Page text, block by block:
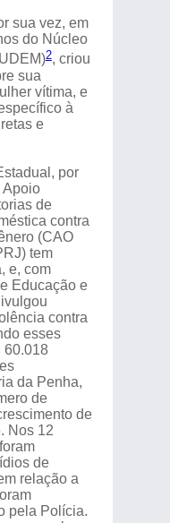
sua vez, em
do Núcleo
2, criou
sua
vítima, e
à
e
por
Apoio
de
contra
(CAO
tem
e, com
Educação e
contra
esses
60.018
da Penha,
de
de
Nos 12
de
relação a
pela Polícia.